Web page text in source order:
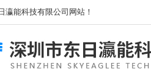
瀛能科技有限公司网站！